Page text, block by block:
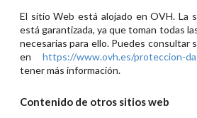
El sitio Web está alojado en OVH. La
está garantizada, ya que toman todas
necesarias para ello. Puedes consultar
en https://www.ovh.es/proteccion-
tener más información.
Contenido de otros sitios web